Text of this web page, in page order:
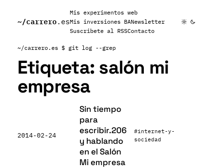
~/carrero.es
Mis experimentos web
Mis inversiones BANewsletter
Suscribete al RSSContacto
~/carrero.es $ git log --grep
Etiqueta: salón mi
empresa
2014-02-24
Sin tiempo
para
escribir.206
y hablando
en el Salón
Mi empresa
#internet-y-
sociedad